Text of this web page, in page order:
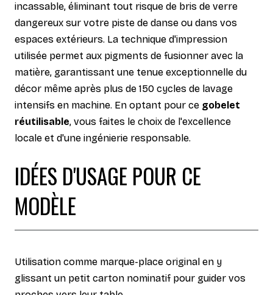
incassable, éliminant tout risque de bris de verre
dangereux sur votre piste de danse ou dans vos
espaces extérieurs. La technique d'impression
utilisée permet aux pigments de fusionner avec la
matière, garantissant une tenue exceptionnelle du
décor même après plus de 150 cycles de lavage
intensifs en machine. En optant pour ce gobelet
réutilisable, vous faites le choix de l'excellence
locale et d'une ingénierie responsable.
IDÉES D'USAGE POUR CE
MODÈLE
Utilisation comme marque-place original en y
glissant un petit carton nominatif pour guider vos